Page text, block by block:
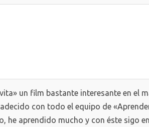
un film bastante interesante en el
con todo el equipo de
aprendido mucho y con éste sigo